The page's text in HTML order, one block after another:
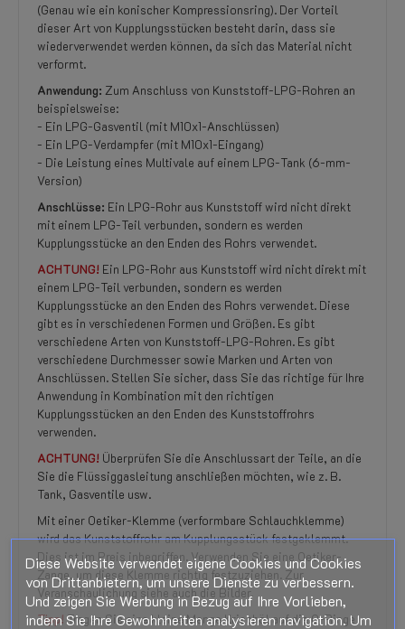
(Genau wie ein konischer Kompressionsring). Der Vorteil
dieser Art von Kupplungsstücken besteht darin, dass sie
wiederverwendet werden können, da sich das Material nicht
verformt.
Anwendung: Zum Anschluss von Kunststoff-LPG-Rohren an
beispielsweise:
- Ein LPG-Gasventil (mit M10x1-Anschlüssen)
- Ein LPG-Verdampfer (mit M10x1-Eingang)
- Die Leistung eines Multivale auf einem LPG-Tank (6-mm-
Version)
Anschlüsse: Ein LPG-Rohr aus Kunststoff wird nicht direkt
mit einem LPG-Teil verbunden, sondern es werden
Kupplungsstücke an den Enden des Rohrs verwendet.
ACHTUNG! Ein LPG-Rohr aus Kunststoff wird nicht direkt mit
einem LPG-Teil verbunden, sondern es werden
Kupplungsstücke an den Enden des Rohrs verwendet. Diese
gibt es in verschiedenen Formen und Größen. Es gibt
verschiedene Arten von Kunststoff-LPG-Rohren. Es gibt
verschiedene Durchmesser sowie Marken und Arten von
Anschlüssen. Stellen Sie sicher, dass Sie das richtige für Ihre
Anwendung in Kombination mit den richtigen
Kupplungsstücken an den Enden des Kunststoffrohrs
verwenden.
ACHTUNG! Überprüfen Sie die Anschlussart der Teile, an die
Sie die Flüssiggasleitung anschließen möchten, wie z. B.
Tank, Gasventile usw.
Mit einer Oetiker-Klemme (verformbare Schlauchklemme)
wird das Kunststoffrohr am Kupplungsstück festgeklemmt.
Dies ist im Preis inbegriffen. Verwenden Sie eine Oetiker-
Zange, um diese Klemme richtig festzuziehen. Zur
Veranschaulichung siehe auch die Bilder.
Tipp! Tragen Sie eine kleine Menge Kriechöl auf die O-Ringe
Diese Website verwendet eigene Cookies und Cookies
von Drittanbietern, um unsere Dienste zu verbessern.
Und zeigen Sie Werbung in Bezug auf Ihre Vorlieben,
indem Sie Ihre Gewohnheiten analysieren navigation. Um